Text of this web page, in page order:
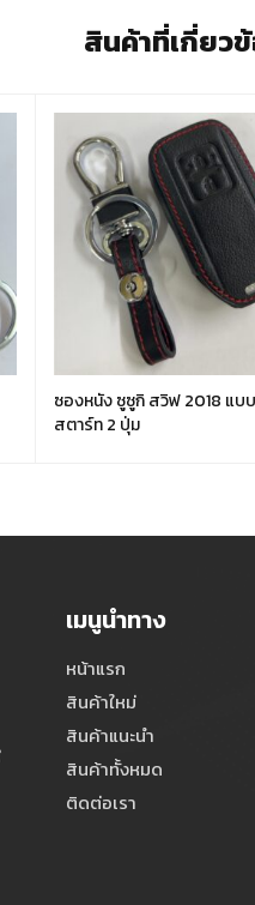
สินค้าที่เกี่ยว
ซองหนัง ซูซูกิ สวิฟ 2018 แบ
สตาร์ท 2 ปุ่ม
เมนูนำทาง
หน้าแรก
สินค้าใหม่
สินค้าแนะนำ
สินค้าทั้งหมด
ติดต่อเรา